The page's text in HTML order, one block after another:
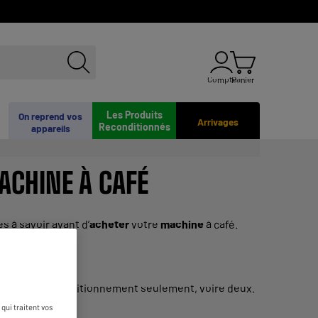
ComptePanier
Arrivages
Les Produits
Reconditionnés
On reprend vos
appareils
À CAFÉ
à savoir avant d’achetervotre machine à café.
avec un conditionnement seulement, voire deux.
qui traitent vos